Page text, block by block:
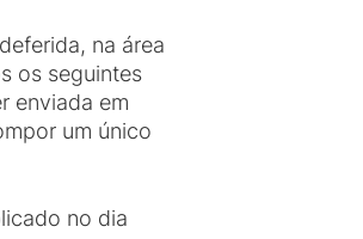
na área
os seguintes
enviada em
um único
no dia